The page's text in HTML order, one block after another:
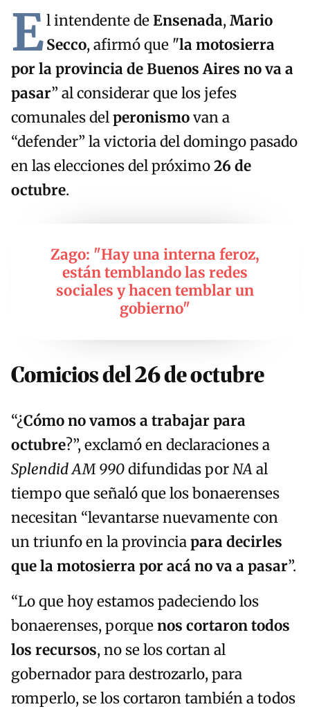
El intendente deEnsenada,Mario
Secco, afirmó que "la motosierra
por la provincia de Buenos Aires no va a
pasar” al considerar que los jefes
comunales delperonismovan a
“defender” la victoria del domingo pasado
en las elecciones del próximo26 de
octubre.
Zago: "Hay una interna feroz,
están temblando las redes
sociales y hacen temblar un
gobierno"
Comicios del 26 de octubre
“¿Cómo no vamos a trabajar para
octubre?”, exclamó en declaraciones a
Splendid AM 990difundidas porNAal
tiempo que señaló que los bonaerenses
necesitan “levantarse nuevamente con
un triunfo en la provinciapara decirles
que la motosierra por acá no va a pasar”.
“Lo que hoy estamos padeciendo los
bonaerenses, porquenos cortaron todos
los recursos, no se los cortan al
gobernador para destrozarlo, para
romperlo, se los cortaron también a todos